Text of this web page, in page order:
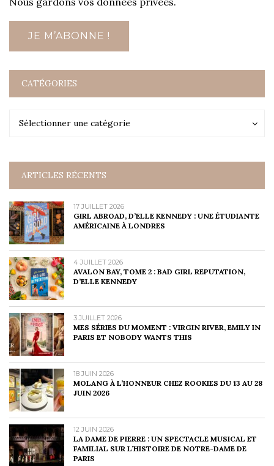
CATÉGORIES
Sélectionner une catégorie
Catégories
ARTICLES RÉCENTS
17 JUILLET 2026
GIRL ABROAD, D’ELLE KENNEDY : UNE ÉTUDIANTE
AMÉRICAINE À LONDRES
4 JUILLET 2026
AVALON BAY, TOME 2 : BAD GIRL REPUTATION,
D’ELLE KENNEDY
3 JUILLET 2026
MES SÉRIES DU MOMENT : VIRGIN RIVER, EMILY IN
PARIS ET NOBODY WANTS THIS
18 JUIN 2026
MOLANG À L’HONNEUR CHEZ ROOKIES DU 13 AU 28
JUIN 2026
12 JUIN 2026
LA DAME DE PIERRE : UN SPECTACLE MUSICAL ET
FAMILIAL SUR L’HISTOIRE DE NOTRE-DAME DE
PARIS